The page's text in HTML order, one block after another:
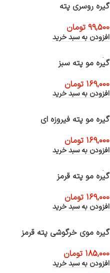
گیره روسری پته
99,500 تومان
افزودن به سبد خرید
گیره مو پته سبز
169,000 تومان
افزودن به سبد خرید
گیره مو پته فیروزه ای
169,000 تومان
افزودن به سبد خرید
گیره مو پته قرمز
169,000 تومان
افزودن به سبد خرید
گیره موی خرگوشی پته قرمز
185,000 تومان
افزودن به سبد خرید